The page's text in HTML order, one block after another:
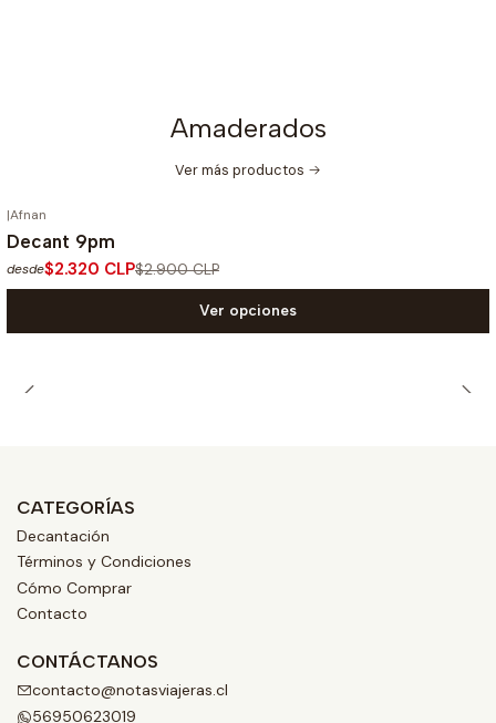
Amaderados
Ver más productos
|Afnan
Decant 9pm
desde$2.320 CLP$2.900 CLP
Ver opciones
CATEGORÍAS
Decantación
Términos y Condiciones
Cómo Comprar
Contacto
CONTÁCTANOS
contacto@notasviajeras.cl
56950623019